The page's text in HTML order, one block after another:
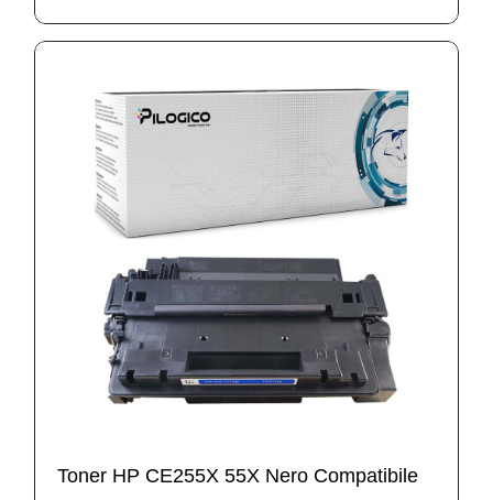
Toner HP CE255X 55X Nero Compatibile